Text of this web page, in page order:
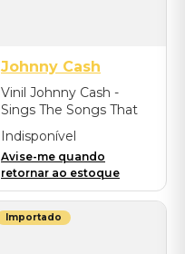
Johnny Cash
Vinil Johnny Cash -
Sings The Songs That
Made Him Famous -
Importado
Indisponível
Avise-me quando
retornar ao estoque
Importado